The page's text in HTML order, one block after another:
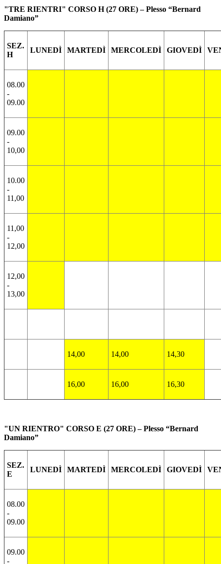
"TRE RIENTRI" CORSO H (27 ORE) – Plesso “Bernard
Damiano”
SEZ.
H
LUNEDÌ MARTEDÌ MERCOLEDÌ GIOVEDÌ
08.00
-
09.00
09.00
-
10,00
10.00
-
11,00
11,00
-
12,00
12,00
-
13,00
14,00 14,00 14,30
16,00 16,00 16,30
"UN RIENTRO" CORSO E (27 ORE) – Plesso “Bernard
Damiano”
SEZ.
E
LUNEDÌ MARTEDÌ MERCOLEDÌ GIOVEDÌ
08.00
-
09.00
09.00
-